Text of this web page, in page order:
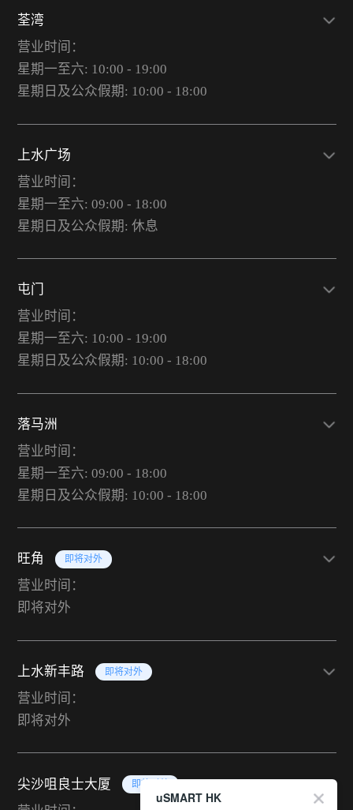
荃湾
营业时间：
星期一至六: 10:00 - 19:00
星期日及公众假期: 10:00 - 18:00
上水广场
营业时间：
星期一至六: 09:00 - 18:00
星期日及公众假期: 休息
屯门
营业时间：
星期一至六: 10:00 - 19:00
星期日及公众假期: 10:00 - 18:00
落马洲
营业时间：
星期一至六: 09:00 - 18:00
星期日及公众假期: 10:00 - 18:00
旺角 即将对外
营业时间：
即将对外
上水新丰路 即将对外
营业时间：
即将对外
尖沙咀良士大厦 即将对外
uSMART HK